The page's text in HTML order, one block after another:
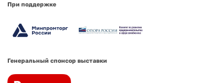
При поддержке
Генеральный спонсор выставки